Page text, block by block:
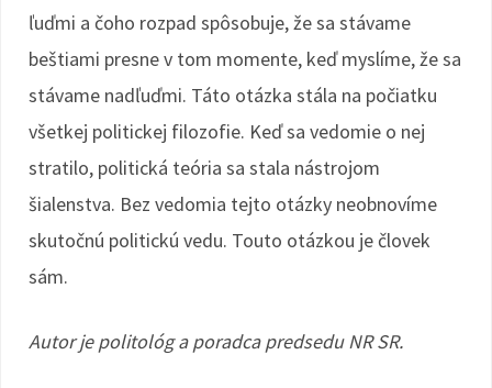
ľuďmi a čoho rozpad spôsobuje, že sa stávame
beštiami presne v tom momente, keď myslíme, že sa
stávame nadľuďmi. Táto otázka stála na počiatku
všetkej politickej filozofie. Keď sa vedomie o nej
stratilo, politická teória sa stala nástrojom
šialenstva. Bez vedomia tejto otázky neobnovíme
skutočnú politickú vedu. Touto otázkou je človek
sám.
Autor je politológ a poradca predsedu NR SR.